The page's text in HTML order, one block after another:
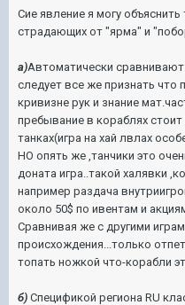
Сие явление я могу
страдающих от "ярма" и
а)Автоматически
следует все же признать что
кривизне рук и знание
пребывание в кораблях
танках(игра на хай лвлах
НО опять же ,танчики это
доната игра..такой халявки
например раздача
около 50$ по ивентам и
Сравнивая же с другими
происхождения...только
топать ножкой что-корабли
б) Спецификой региона RU